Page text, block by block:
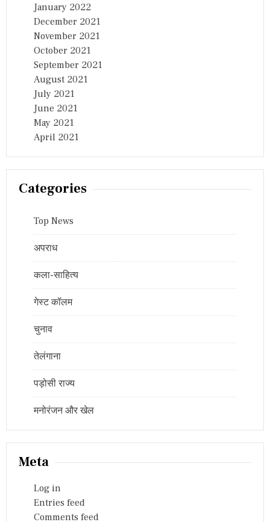
January 2022
December 2021
November 2021
October 2021
September 2021
August 2021
July 2021
June 2021
May 2021
April 2021
Categories
Top News
अपराध
कला-साहित्य
गेस्ट कॉलम
चुनाव
तेलंगाना
पड़ोसी राज्य
मनोरंजन और खेल
Meta
Log in
Entries feed
Comments feed